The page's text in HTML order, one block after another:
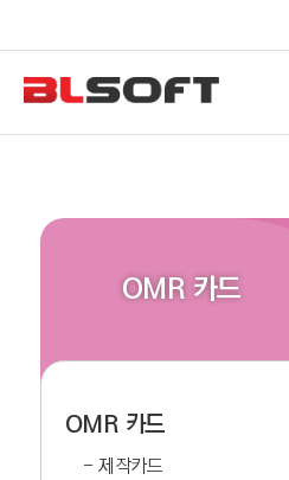
OMR 카드
OMR 카드
제작카드